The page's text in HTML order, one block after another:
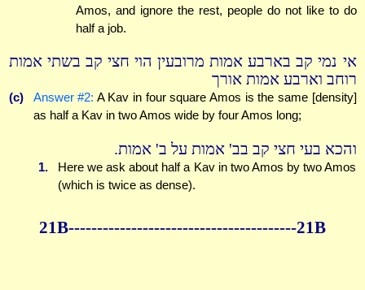
Amos, and ignore the rest, people do not like to do
half a job.
אי נמי קב בארבע אמות מרובעין הוי חצי קב בשתי אמות
רוחב וארבע אמות אורך
(c) Answer #2: A Kav in four square Amos is the same [density]
as half a Kav in two Amos wide by four Amos long;
והכא בעי חצי קב בב' אמות על ב' אמות.
1.
Here we ask about half a Kav in two Amos by two Amos
(which is twice as dense).
21B----------------------------------------21B